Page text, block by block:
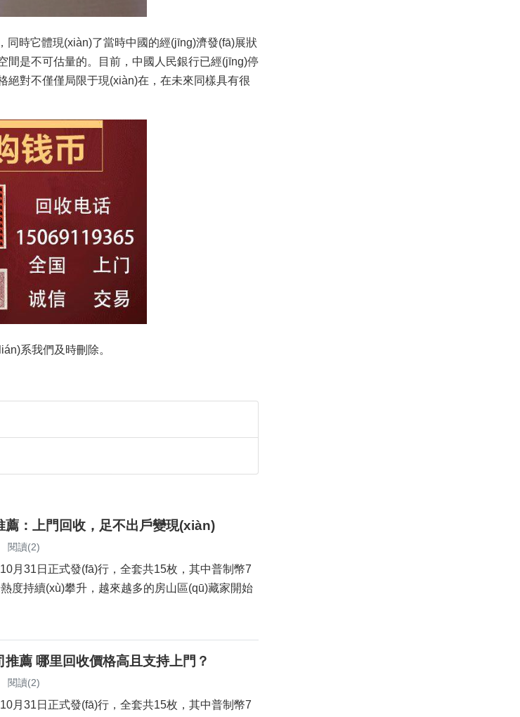
同時它體現(xiàn)了當時中國的經(jīng)濟發(fā)展狀
間是不可估量的。目前，中國人民銀行已經(jīng)停
格絕對不僅僅局限于現(xiàn)在，在未來同樣具有很
系我們及時刪除。
：上門回收，足不出戶變現(xiàn)
閱讀(2)
31日正式發(fā)行，全套共15枚，其中普制幣7
場熱度持續(xù)攀升，越來越多的房山區(qū)藏家開始
薦 哪里回收價格高且支持上門？
閱讀(2)
31日正式發(fā)行，全套共15枚，其中普制幣7